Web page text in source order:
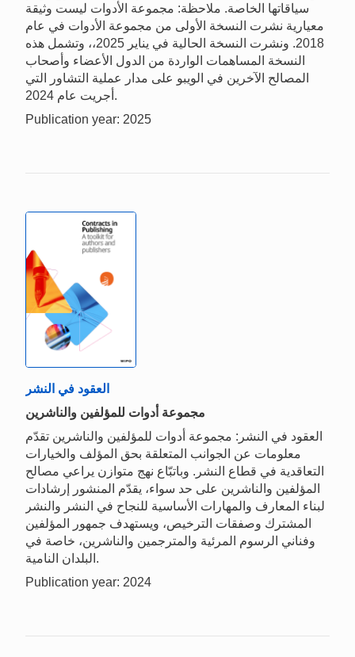
سياقاتها الخاصة. ملاحظة: مجموعة الأدوات ليست وثيقة
معيارية نشرت النسخة الأولى من مجموعة الأدوات في عام
2018. ونشرت النسخة الحالية في يناير 2025،، وتشمل هذه
النسخة المساهمات الواردة من الدول الأعضاء وأصحاب
المصالح الآخرين في الويبو على مدار عملية التشاور التي
أجريت عام 2024.
Publication year: 2025
العقود في النشر
مجموعة أدوات للمؤلفين والناشرين
العقود في النشر: مجموعة أدوات للمؤلفين والناشرين تقدّم
معلومات عن الجوانب المتعلقة بحق المؤلف والخيارات
التعاقدية في قطاع النشر. وباتبّاع نهج متوازن يراعي مصالح
المؤلفين والناشرين على حد سواء، يقدّم المنشور إرشادات
لبناء المعارف والمهارات الأساسية للنجاح في النشر والنشر
المشترك وصفقات الترخيص، ويستهدف جمهور المؤلفين
وفناني الرسوم المرئية والمترجمين والناشرين، خاصة في
البلدان النامية.
Publication year: 2024